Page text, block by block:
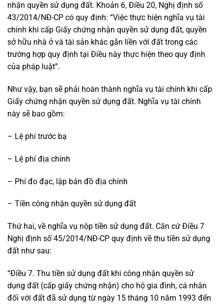
nhận quyền sử dụng đất. Khoản 6, Điều 20, Nghị định số
43/2014/NĐ-CP có quy định: “Việc thực hiện nghĩa vụ tài
chính khi cấp Giấy chứng nhận quyền sử dụng đất, quyền
sở hữu nhà ở và tài sản khác gắn liền với đất trong các
trường hợp quy định tại Điều này thực hiện theo quy định
của pháp luật”.
Như vậy, bạn sẽ phải hoàn thành nghĩa vụ tài chính khi cấp
Giấy chứng nhận quyền sử dụng đất. Nghĩa vụ tài chính
này sẽ bao gồm:
– Lệ phí trước bạ
– Lệ phí địa chính
– Phí đo đạc, lập bản đồ địa chính
– Tiền công nhận quyền sử dụng đất
Thứ hai, về nghĩa vụ nộp tiền sử dụng đất. Căn cứ Điều 7
Nghị định số 45/2014/NĐ-CP quy định về thu tiền sử dụng
đất như sau:
“Điều 7. Thu tiền sử dụng đất khi công nhận quyền sử
dụng đất (cấp giấy chứng nhận) cho hộ gia đình, cá nhân
đối với đất đã sử dụng từ ngày 15 tháng 10 năm 1993 đến